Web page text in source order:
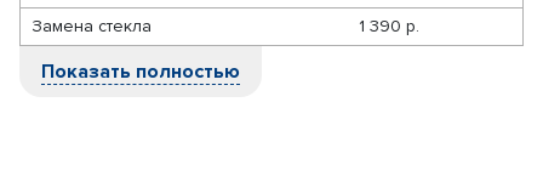
Замена стекла
1 390 р.
Показать полностью